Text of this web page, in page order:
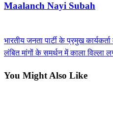
Maalanch Nayi Subah
Post
Previous
Post
भारतीय जनता पार्टी के प्रमुख
Next
लंबित मांगों के समर्थन में काला विल्ला
You Might Also Like